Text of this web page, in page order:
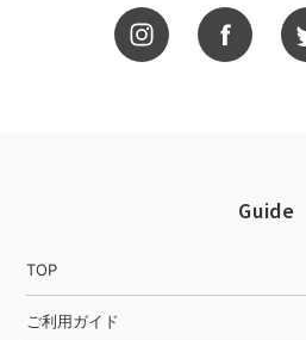
Guide
TOP
ご利用ガイド